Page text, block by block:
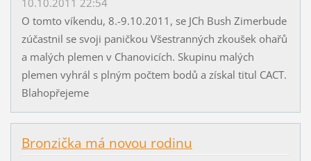
10.10.2011 22:54
O tomto víkendu, 8.-9.10.2011, se JCh Bush Zimerbude
zúčastnil se svoji paničkou Všestranných zkoušek ohařů
a malých plemen v Chanovicích. Skupinu malých
plemen vyhrál s plným počtem bodů a získal titul CACT.
Blahopřejeme
Bronzička má novou rodinu